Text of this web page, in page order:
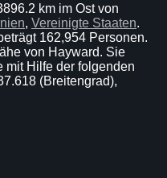
km im Ost von
, Vereinigte Staaten.
162,954 Personen.
von Hayward. Sie
mit Hilfe der folgenden
(Breitengrad),